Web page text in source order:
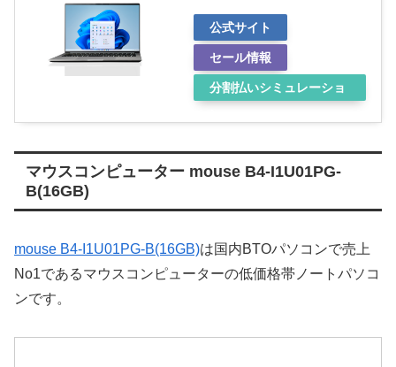
公式サイト
セール情報
分割払いシミュレーショ
マウスコンピューター mouse B4-I1U01PG-
B(16GB)
mouse B4-I1U01PG-B(16GB)は国内BTOパソコンで売上
No1であるマウスコンピューターの低価格帯ノートパソコ
ンです。